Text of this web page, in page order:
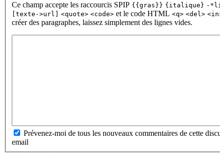
Ce champ accepte les raccourcis SPIP {{gras}} {italique} -
[texte->url]
<quote> <code> et le code HTML <q> <del>
créer des paragraphes, laissez simplement des lignes vides.
Prévenez-moi de tous les nouveaux commentaires de cette
email